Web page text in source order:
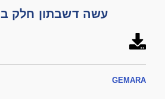
Shiur 51 - עשה דשבתון חלק ב
GEMARA